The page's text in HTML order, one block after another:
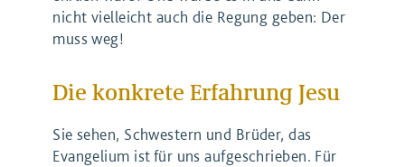
nicht vielleicht auch die Regung geben: Der
muss weg!
Die konkrete Erfahrung Jesu
Sie sehen, Schwestern und Brüder, das
Evangelium ist für uns aufgeschrieben. Für